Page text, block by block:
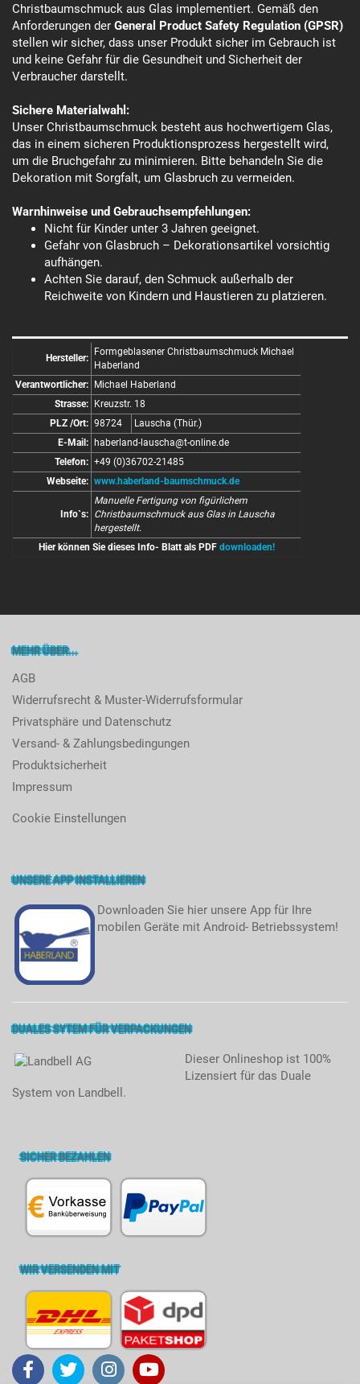
Christbaumschmuck aus Glas implementiert. Gemäß den
Anforderungen der General Product Safety Regulation (GPSR)
stellen wir sicher, dass unser Produkt sicher im Gebrauch ist
und keine Gefahr für die Gesundheit und Sicherheit der
Verbraucher darstellt.
Sichere Materialwahl:
Unser Christbaumschmuck besteht aus hochwertigem Glas,
das in einem sicheren Produktionsprozess hergestellt wird,
um die Bruchgefahr zu minimieren. Bitte behandeln Sie die
Dekoration mit Sorgfalt, um Glasbruch zu vermeiden.
Warnhinweise und Gebrauchsempfehlungen:
Nicht für Kinder unter 3 Jahren geeignet.
Gefahr von Glasbruch – Dekorationsartikel vorsichtig
aufhängen.
Achten Sie darauf, den Schmuck außerhalb der
Reichweite von Kindern und Haustieren zu platzieren.
Hersteller:
Formgeblasener Christbaumschmuck Michael
Haberland
Verantwortlicher:
Michael Haberland
Strasse:
Kreuzstr. 18
PLZ /Ort: 98724
Lauscha (Thür.)
E-Mail:
haberland-lauscha@t-online.de
Telefon: +49 (0)36702-21485
Webseite: www.haberland-baumschmuck.de
Info`s:
Manuelle Fertigung von figürlichem
Christbaumschmuck aus Glas in Lauscha
hergestellt.
Hier können Sie dieses Info- Blatt als PDF downloaden!
MEHR ÜBER...
AGB
Widerrufsrecht & Muster-Widerrufsformular
Privatsphäre und Datenschutz
Versand- & Zahlungsbedingungen
Produktsicherheit
Impressum
Cookie Einstellungen
UNSERE APP INSTALLIEREN
Downloaden Sie hier unsere App für Ihre
mobilen Geräte mit Android- Betriebssystem!
DUALES SYTEM FÜR VERPACKUNGEN
Dieser Onlineshop ist 100%
Lizensiert für das Duale
System von Landbell.
SICHER BEZAHLEN
WIR VERSENDEN MIT